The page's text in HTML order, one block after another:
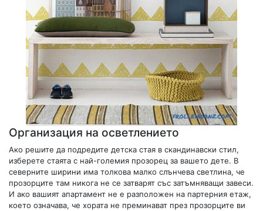
Организация на осветлението
Ако решите да подредите детска стая в скандинавски стил,
изберете стаята с най-големия прозорец за вашето дете. В
северните ширини има толкова малко слънчева светлина, че
прозорците там никога не се затварят със затъмняващи завеси.
И ако вашият апартамент не е разположен на партерния етаж,
което означава, че хората не преминават през прозорците ви